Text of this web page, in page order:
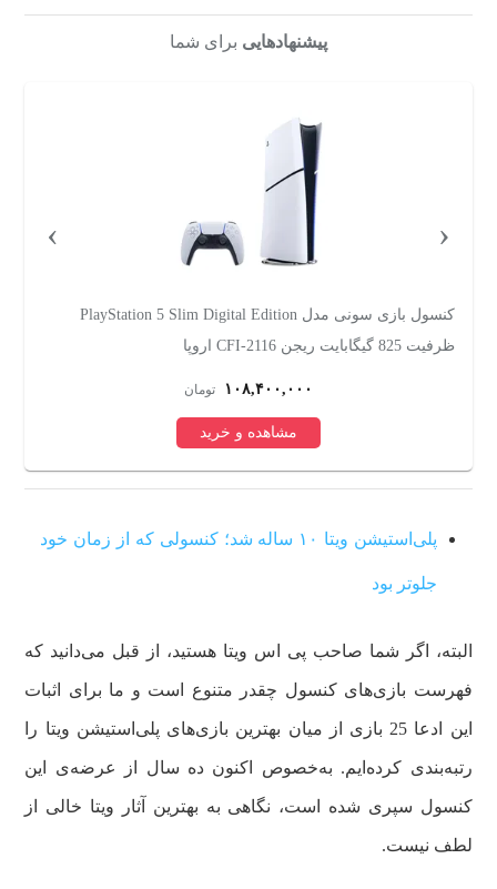
پیشنهادهایی برای شما
کنسول بازی سونی مدل PlayStation 5 Slim Digital Edition
۱۰۸,۴۰۰,۰۰۰ تومان
مشاهده و خرید
‹
›
پلی‌استیشن ویتا ۱۰ ساله شد؛ کنسولی که از زمان خود
جلوتر بود
البته، اگر شما صاحب پی اس ویتا هستید، از قبل می‌دانید که
فهرست بازی‌های کنسول چقدر متنوع است و ما برای اثبات
این ادعا 25 بازی از میان بهترین بازی‌های پلی‌استیشن ویتا را
رتبه‌بندی کرده‌ایم. به‌خصوص اکنون ده سال از عرضه‌ی این
کنسول سپری شده است، نگاهی به بهترین آثار ویتا خالی از
لطف نیست.